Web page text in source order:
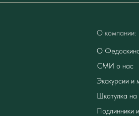
О компании:
О
Экскурсии и
Подлинники
Шкатулка на
СМИ о нас